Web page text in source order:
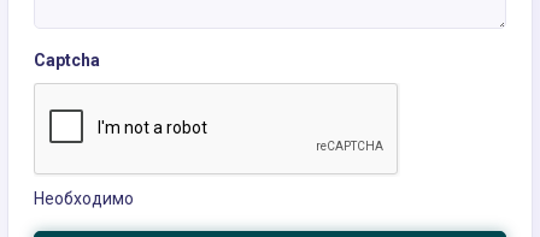
Captcha
Необходимо